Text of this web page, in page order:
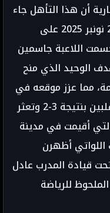
أن هذا التأهل جاء
عقب الفوز الحاسم يوم الخميس 27 نونبر 2025 على
اللاعبة جاسمين
الوحيد الذي منح
مما عزز موقعه في
التصنيف بعد انتصار سابق على الفلبين بنتيجة 3-2 وتعثر
أقيمت في مدينة
اللواتي أظهرن
قيادة المدرب عادل
للرياضة